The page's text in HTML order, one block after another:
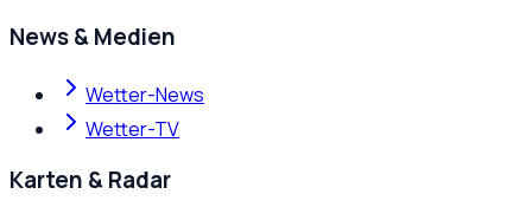
News & Medien
Wetter-News
Wetter-TV
Karten & Radar